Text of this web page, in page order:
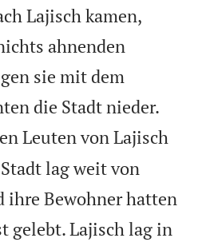
Lajisch kamen,
ahnenden
sie mit dem
die Stadt nieder.
Leuten von Lajisch
lag weit von
ihre Bewohner hatten
gelebt. Lajisch lag in